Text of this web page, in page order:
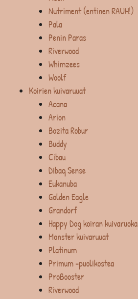
Nutriment (entinen RAUH!)
Pala
Penin Paras
Riverwood
Whimzees
Woolf
Koirien kuivaruuat
Acana
Arion
Bozita Robur
Buddy
Cibau
Dibaq Sense
Eukanuba
Golden Eagle
Grandorf
Happy Dog koiran kuivaruoka
Monster kuivaruuat
Platinum
Primum -puolikostea
ProBooster
Riverwood